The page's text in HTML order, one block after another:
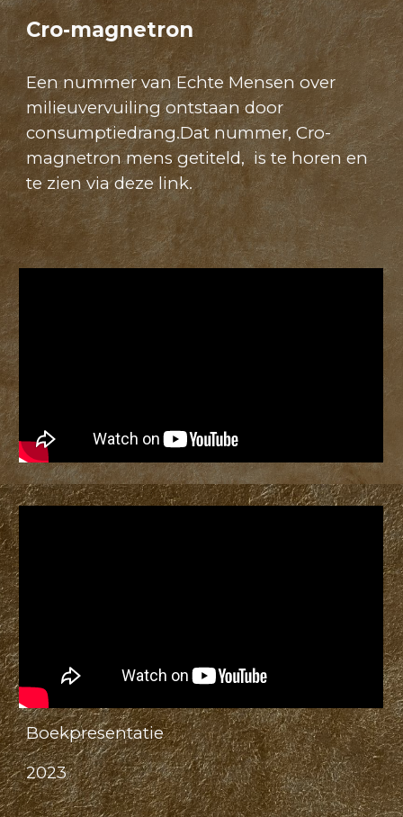
Cro-magnetron
Een nummer van Echte Mensen over
milieuvervuiling ontstaan door
consumptiedrang.Dat nummer, Cro-
magnetron mens getiteld, is te horen en
te zien via deze link.
Boekpresentatie
2023